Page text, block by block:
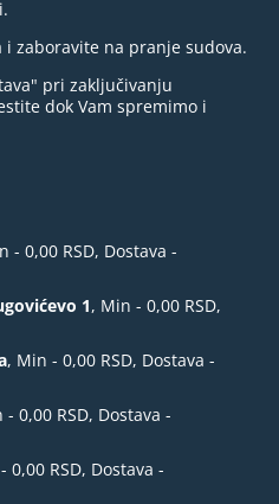
zaboravite na pranje sudova.
pri zaključivanju
dok Vam spremimo i
- 0,00 RSD, Dostava -
1, Min - 0,00 RSD,
, Min - 0,00 RSD, Dostava -
- 0,00 RSD, Dostava -
0,00 RSD, Dostava -